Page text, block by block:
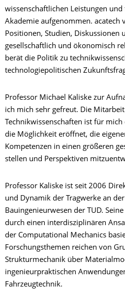
wissenschaftlichen Leistungen
Akademie aufgenommen. acatech
Positionen, Studien, Diskussionen
gesellschaftlich und ökonomisch
berät die Politik zu
technologiepolitischen
Professor Michael Kaliske zur
ich mich sehr gefreut. Die
Technikwissenschaften ist für
die Möglichkeit eröffnet, die
Kompetenzen in einen größeren
stellen und Perspektiven
Professor Kaliske ist seit 2006
und Dynamik der Tragwerke an
Bauingenieurwesen der TUD.
durch einen interdisziplinären
der Computational Mechanics
Forschungsthemen reichen von
Strukturmechanik über
ingenieurpraktischen
Fahrzeugtechnik.